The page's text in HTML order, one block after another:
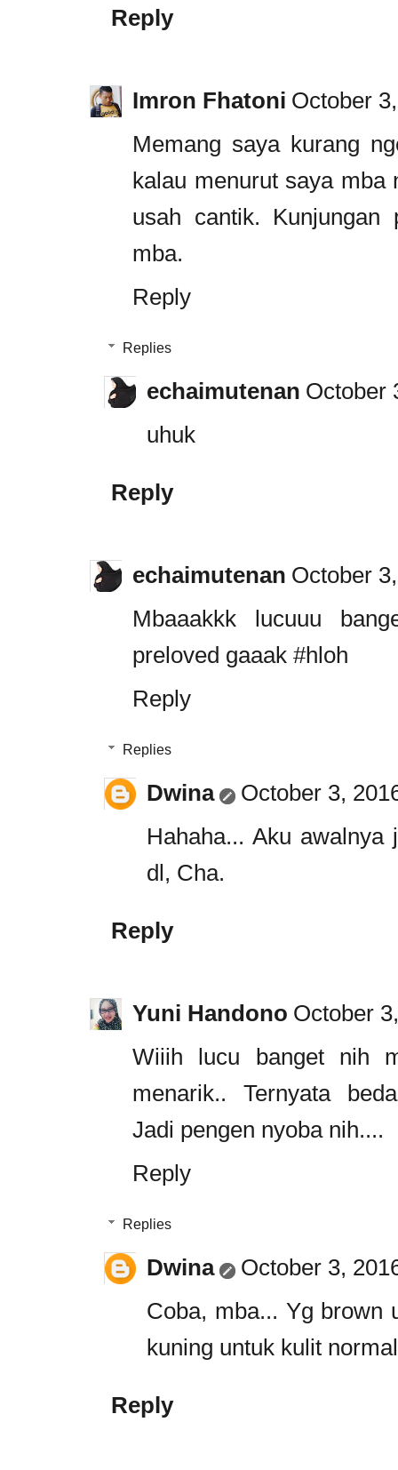
Reply
Imron Fhatoni October
Memang saya kurang
kalau menurut saya mba
usah cantik. Kunjungan
mba.
Reply
Replies
echaimutenan October
uhuk
Reply
echaimutenan October
Mbaaakkk lucuuu
preloved gaaak #hloh
Reply
Replies
Dwina
October 3,
Hahaha... Aku awalnya
dl, Cha.
Reply
Yuni Handono October
Wiiih lucu banget nih
menarik.. Ternyata
Jadi pengen nyoba nih....
Reply
Replies
Dwina
October 3,
Coba, mba... Yg brown
kuning untuk kulit
Reply